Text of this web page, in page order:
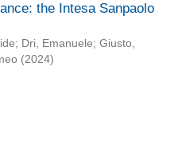
the Intesa Sanpaolo
; Dri, Emanuele; Giusto,
(2024)